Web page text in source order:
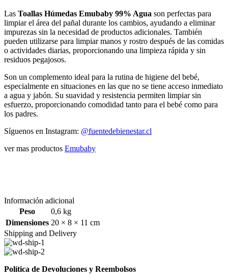
Las Toallas Húmedas Emubaby 99% Agua son perfectas para
limpiar el área del pañal durante los cambios, ayudando a eliminar
impurezas sin la necesidad de productos adicionales. También
pueden utilizarse para limpiar manos y rostro después de las comidas
o actividades diarias, proporcionando una limpieza rápida y sin
residuos pegajosos.
Son un complemento ideal para la rutina de higiene del bebé,
especialmente en situaciones en las que no se tiene acceso inmediato
a agua y jabón. Su suavidad y resistencia permiten limpiar sin
esfuerzo, proporcionando comodidad tanto para el bebé como para
los padres.
Síguenos en Instagram: @fuentedebienestar.cl
ver mas productos Emubaby
Información adicional
Peso
0,6 kg
Dimensiones 20 × 8 × 11 cm
Shipping and Delivery
Política de Devoluciones y Reembolsos